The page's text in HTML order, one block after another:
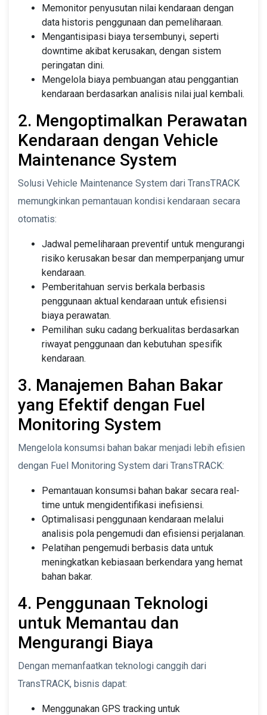
Memonitor penyusutan nilai kendaraan dengan
data historis penggunaan dan pemeliharaan.
Mengantisipasi biaya tersembunyi, seperti
downtime akibat kerusakan, dengan sistem
peringatan dini.
Mengelola biaya pembuangan atau penggantian
kendaraan berdasarkan analisis nilai jual kembali.
2. Mengoptimalkan Perawatan
Kendaraan dengan Vehicle
Maintenance System
Solusi Vehicle Maintenance System dari TransTRACK
memungkinkan pemantauan kondisi kendaraan secara
otomatis:
Jadwal pemeliharaan preventif untuk mengurangi
risiko kerusakan besar dan memperpanjang umur
kendaraan.
Pemberitahuan servis berkala berbasis
penggunaan aktual kendaraan untuk efisiensi
biaya perawatan.
Pemilihan suku cadang berkualitas berdasarkan
riwayat penggunaan dan kebutuhan spesifik
kendaraan.
3. Manajemen Bahan Bakar
yang Efektif dengan Fuel
Monitoring System
Mengelola konsumsi bahan bakar menjadi lebih efisien
dengan Fuel Monitoring System dari TransTRACK:
Pemantauan konsumsi bahan bakar secara real-
time untuk mengidentifikasi inefisiensi.
Optimalisasi penggunaan kendaraan melalui
analisis pola pengemudi dan efisiensi perjalanan.
Pelatihan pengemudi berbasis data untuk
meningkatkan kebiasaan berkendara yang hemat
bahan bakar.
4. Penggunaan Teknologi
untuk Memantau dan
Mengurangi Biaya
Dengan memanfaatkan teknologi canggih dari
TransTRACK, bisnis dapat:
Menggunakan GPS tracking untuk